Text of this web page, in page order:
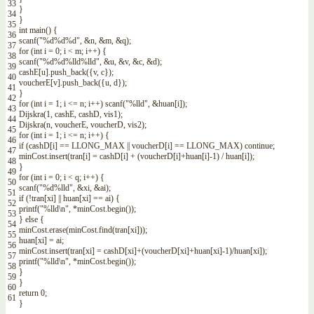
33
34
35
36
37
38
39
40
41
42
43
44
45
46
47
48
49
50
51
52
53
54
55
56
57
58
59
60
61
}
}
int main() {
scanf("%d%d%d", &n, &m, &q);
for (int i = 0; i < m; i++) {
scanf("%d%d%lld%lld", &u, &v, &c, &d);
cashE[u].push_back({v, c});
voucherE[v].push_back({u, d});
}
for (int i = 1; i <= n; i++) scanf("%lld", &huan[i]);
Dijskra(1, cashE, cashD, vis1);
Dijskra(n, voucherE, voucherD, vis2);
for (int i = 1; i <= n; i++) {
if (cashD[i] == LLONG_MAX voucherD[i] == LLONG_MAX) continue;
minCost.insert(tran[i] = cashD[i] + (voucherD[i]+huan[i]-1) / huan[i]);
}
for (int i = 0; i < q; i++) {
scanf("%d%lld", &xi, &ai);
if (!tran[xi] huan[xi] == ai) {
printf("%lld\n", *minCost.begin());
} else {
minCost.erase(minCost.find(tran[xi]));
huan[xi] = ai;
minCost.insert(tran[xi] = cashD[xi]+(voucherD[xi]+huan[xi]-1)/huan[xi]);
printf("%lld\n", *minCost.begin());
}
}
return 0;
}